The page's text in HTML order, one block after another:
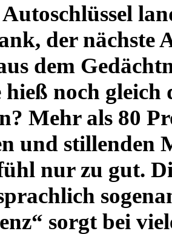
der nächste
dem
noch gleich
Mehr als 80
und stillenden
nur zu gut.
sorgt bei